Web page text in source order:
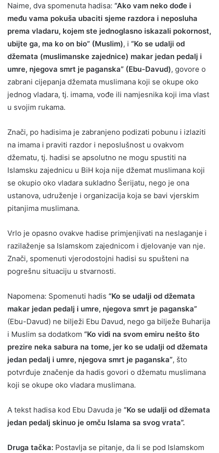
Naime, dva spomenuta hadisa: “Ako vam neko dođe i
među vama pokuša ubaciti sjeme razdora i neposluha
prema vladaru, kojem ste jednoglasno iskazali pokornost,
ubijte ga, ma ko on bio” (Muslim), i “Ko se udalji od
džemata (muslimanske zajednice) makar jedan pedalj i
umre, njegova smrt je paganska” (Ebu-Davud), govore o
zabrani cijepanja džemata muslimana koji se okupe oko
jednog vladara, tj. imama, vođe ili namjesnika koji ima vlast
u svojim rukama.
Znači, po hadisima je zabranjeno podizati pobunu i izlaziti
na imama i praviti razdor i neposlušnost u ovakvom
džematu, tj. hadisi se apsolutno ne mogu spustiti na
Islamsku zajednicu u BiH koja nije džemat muslimana koji
se okupio oko vladara sukladno Šerijatu, nego je ona
ustanova, udruženje i organizacija koja se bavi vjerskim
pitanjima muslimana.
Vrlo je opasno ovakve hadise primjenjivati na neslaganje i
razilaženje sa Islamskom zajednicom i djelovanje van nje.
Znači, spomenuti vjerodostojni hadisi su spušteni na
pogrešnu situaciju u stvarnosti.
Napomena: Spomenuti hadis “Ko se udalji od džemata
makar jedan pedalj i umre, njegova smrt je paganska”
(Ebu-Davud) ne bilježi Ebu Davud, nego ga bilježe Buharija
i Muslim sa dodatkom “Ko vidi na svom emiru nešto što
prezire neka sabura na tome, jer ko se udalji od džemata
jedan pedalj i umre, njegova smrt je paganska”, što
potvrđuje značenje da hadis govori o džematu muslimana
koji se okupe oko vladara muslimana.
A tekst hadisa kod Ebu Davuda je “Ko se udalji od džemata
jedan pedalj skinuo je omču Islama sa svog vrata”.
Druga tačka: Postavlja se pitanje, da li se pod Islamskom